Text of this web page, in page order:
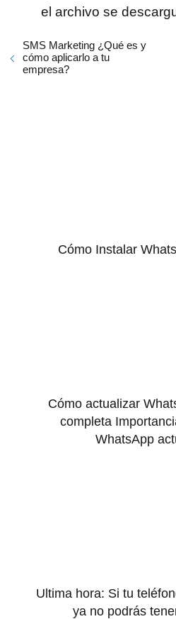
el archivo se
SMS Marketing ¿Qué es y
cómo aplicarlo a tu
empresa?
Cómo Instalar
Cómo actualizar
completa
WhatsApp
Ultima hora: Si tu
ya no podrás